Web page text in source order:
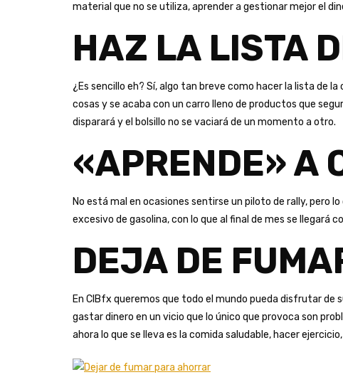
material que no se utiliza, aprender a gestionar mejor el
HAZ LA LISTA
¿Es sencillo eh? Sí, algo tan breve como hacer la lista de
cosas y se acaba con un carro lleno de productos que
disparará y el bolsillo no se vaciará de un momento a otro.
«APRENDE» A
No está mal en ocasiones sentirse un piloto de rally, pero
excesivo de gasolina, con lo que al final de mes se llegará
DEJA DE
En CIBfx queremos que todo el mundo pueda disfrutar de
gastar dinero en un vicio que lo único que provoca son
ahora lo que se lleva es la comida saludable, hacer